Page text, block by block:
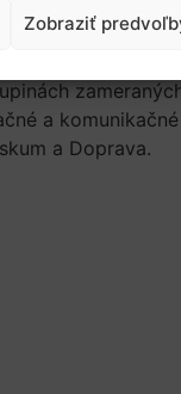
Zobraziť2018“.
a
a Doprava.